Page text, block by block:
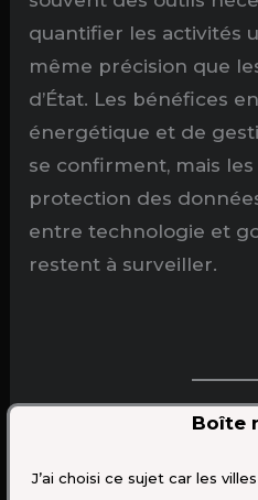
quantifier les activités
même précision que
d’État. Les bénéfices
énergétique et de
se confirment, mais les
protection des
entre technologie et
restent à surveiller.
Boîte
J’ai choisi ce sujet car les